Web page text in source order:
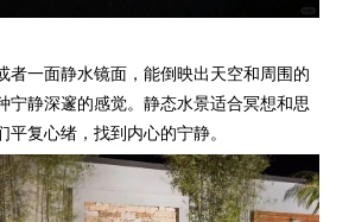
者一面静水镜面，能倒映出天空和周围的
宁静深邃的感觉。静态水景适合冥想和思
平复心绪，找到内心的宁静。